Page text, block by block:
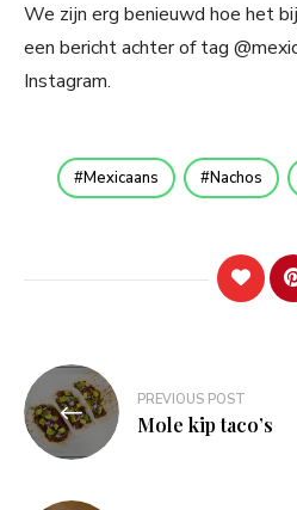
We zijn erg benieuwd hoe het
een bericht achter of tag
Instagram.
Mexicaans Nachos
Bericht
navigatie
PREVIOUS POST
Mole kip taco’s